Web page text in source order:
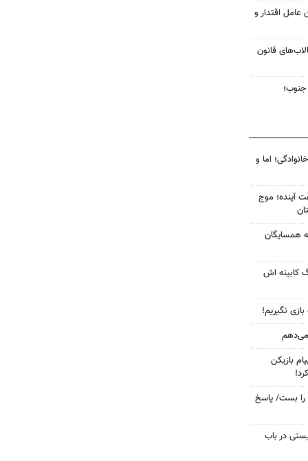
اقتدار و
قانون
اما و
کشور در ۷۲ ساعت آینده؛ موج
همسایگان
کابینه اش
بازی نگیریم!
می‌دهم
بازیکن
را بست/ پاسخ
در باب